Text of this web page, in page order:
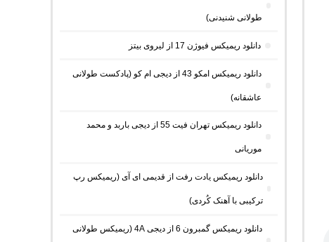
طولانی شنیدنی)
دانلود ریمیکس فیوژن 17 از لیروی بیتز
دانلود ریمیکس امکو 43 از دیجی ام کو (پادکست طولانی
عاشقانه)
دانلود ریمیکس تهران فیت 55 از دیجی باربد و محمد
موریانی
دانلود ریمیکس یادت رفت از قدیمی ای آی (ریمیکس رپ
ترکیبی با آهنک کُردی)
دانلود ریمیکس گمبرون 6 از دیجی 4A (ریمیکس طولانی